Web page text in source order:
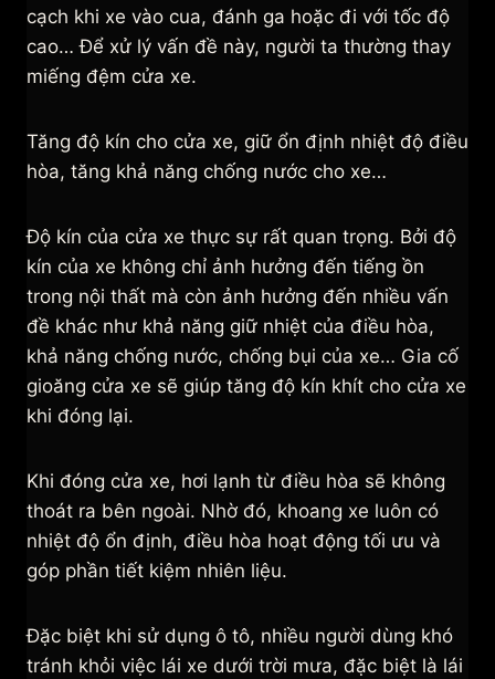
cạch khi xe vào cua, đánh ga hoặc đi với tốc độ
cao… Để xử lý vấn đề này, người ta thường thay
miếng đệm cửa xe.
Tăng độ kín cho cửa xe, giữ ổn định nhiệt độ điều
hòa, tăng khả năng chống nước cho xe…
Độ kín của cửa xe thực sự rất quan trọng. Bởi độ
kín của xe không chỉ ảnh hưởng đến tiếng ồn
trong nội thất mà còn ảnh hưởng đến nhiều vấn
đề khác như khả năng giữ nhiệt của điều hòa,
khả năng chống nước, chống bụi của xe… Gia cố
gioăng cửa xe sẽ giúp tăng độ kín khít cho cửa xe
khi đóng lại.
Khi đóng cửa xe, hơi lạnh từ điều hòa sẽ không
thoát ra bên ngoài. Nhờ đó, khoang xe luôn có
nhiệt độ ổn định, điều hòa hoạt động tối ưu và
góp phần tiết kiệm nhiên liệu.
Đặc biệt khi sử dụng ô tô, nhiều người dùng khó
tránh khỏi việc lái xe dưới trời mưa, đặc biệt là lái